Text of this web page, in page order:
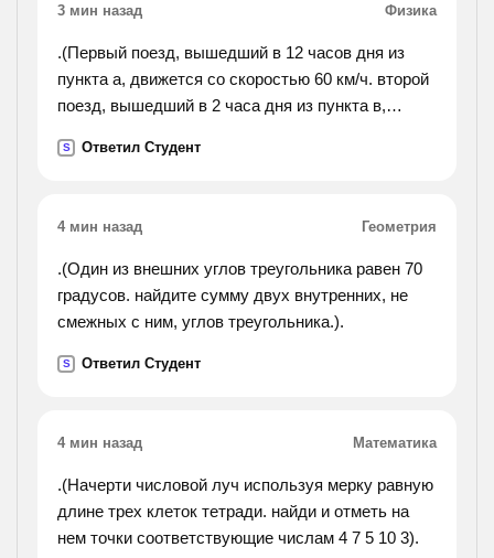
3 мин назад Физика
.(Первый поезд, вышедший в 12 часов дня из
пункта а, движется со скоростью 60 км/ч. второй
поезд, вышедший в 2 часа дня из пункта в,
первому поезду. в котором часу они встретятся,
S Ответил Студент
4 мин назад Геометрия
.(Один из внешних углов треугольника равен 70
градусов. найдите сумму двух внутренних, не
смежных с ним, углов треугольника.).
S Ответил Студент
4 мин назад Математика
.(Начерти числовой луч используя мерку равную
длине трех клеток тетради. найди и отметь на
нем точки соответствующие числам 4 7 5 10 3).